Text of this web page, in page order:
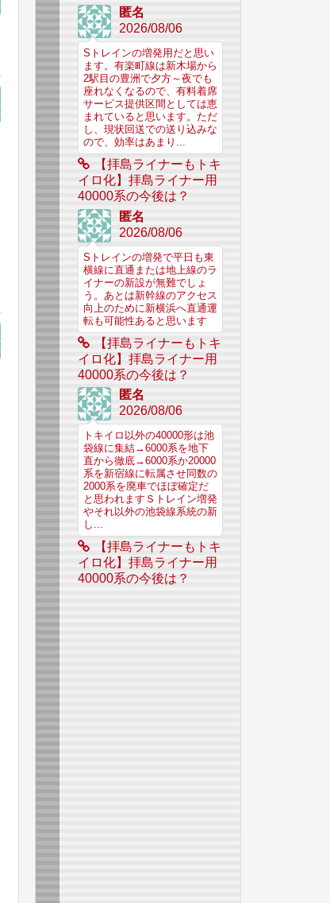
匿名
2026/08/06
Sトレインの増発用だと思い
ます。有楽町線は新木場から
2駅目の豊洲で夕方～夜でも
座れなくなるので、有料着席
サービス提供区間としては恵
まれていると思います。ただ
し、現状回送での送り込みな
ので、効率はあまり...
【拝島ライナーもトキ
イロ化】拝島ライナー用
40000系の今後は？
匿名
2026/08/06
Sトレインの増発で平日も東
横線に直通または地上線のラ
イナーの新設が無難でしょ
う。あとは新幹線のアクセス
向上のために新横浜へ直通運
転も可能性あると思います
【拝島ライナーもトキ
イロ化】拝島ライナー用
40000系の今後は？
匿名
2026/08/06
トキイロ以外の40000形は池
袋線に集結→6000系を地下
直から徹底→6000系か20000
系を新宿線に転属させ同数の
2000系を廃車でほぼ確定だ
と思われますＳトレイン増発
やそれ以外の池袋線系統の新
し...
【拝島ライナーもトキ
イロ化】拝島ライナー用
40000系の今後は？